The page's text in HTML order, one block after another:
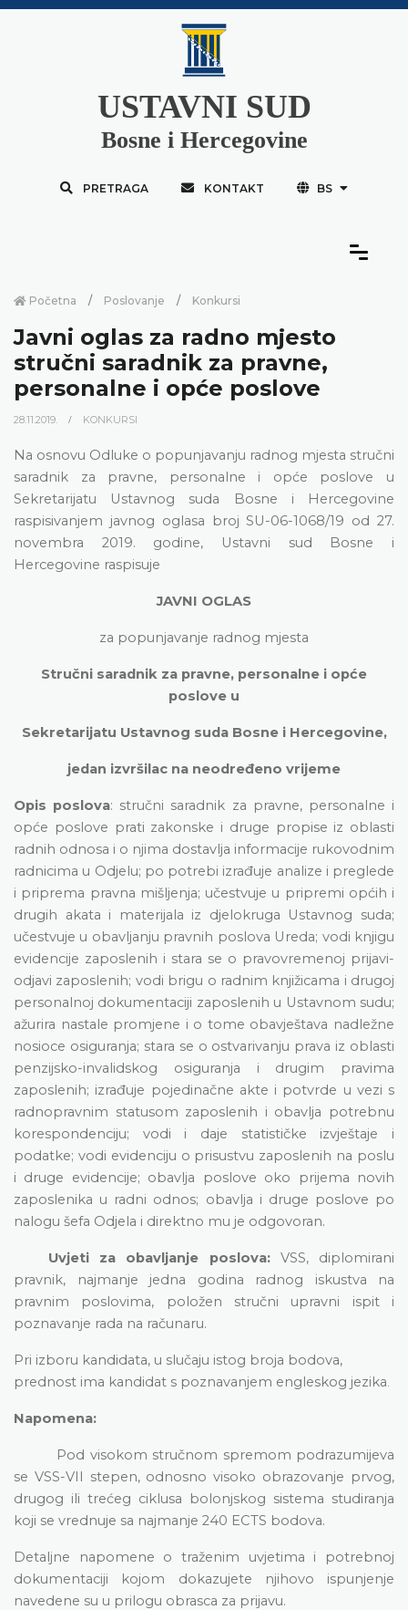
USTAVNI SUD
Bosne i Hercegovine
PRETRAGA KONTAKT BS
Početna Poslovanje Konkursi
Javni oglas za radno mjesto
stručni saradnik za pravne,
personalne i opće poslove
28.11.2019. KONKURSI
Na osnovu Odluke o popunjavanju radnog mjesta stručni
saradnik za pravne, personalne i opće poslove u
Sekretarijatu Ustavnog suda Bosne i Hercegovine
raspisivanjem javnog oglasa broj SU-06-1068/19 od 27.
novembra 2019. godine, Ustavni sud Bosne i
Hercegovine raspisuje
JAVNI OGLAS
za popunjavanje radnog mjesta
Stručni saradnik za pravne, personalne i opće
poslove u
Sekretarijatu Ustavnog suda Bosne i Hercegovine,
jedan izvršilac na neodređeno vrijeme
Opis poslova: stručni saradnik za pravne, personalne i
opće poslove prati zakonske i druge propise iz oblasti
radnih odnosa i o njima dostavlja informacije rukovodnim
radnicima u Odjelu; po potrebi izrađuje analize i preglede
i priprema pravna mišljenja; učestvuje u pripremi općih i
drugih akata i materijala iz djelokruga Ustavnog suda;
učestvuje u obavljanju pravnih poslova Ureda; vodi knjigu
evidencije zaposlenih i stara se o pravovremenoj prijavi-
odjavi zaposlenih; vodi brigu o radnim knjižicama i drugoj
personalnoj dokumentaciji zaposlenih u Ustavnom sudu;
ažurira nastale promjene i o tome obavještava nadležne
nosioce osiguranja; stara se o ostvarivanju prava iz oblasti
penzijsko-invalidskog osiguranja i drugim pravima
zaposlenih; izrađuje pojedinačne akte i potvrde u vezi s
radnopravnim statusom zaposlenih i obavlja potrebnu
korespondenciju; vodi i daje statističke izvještaje i
podatke; vodi evidenciju o prisustvu zaposlenih na poslu
i druge evidencije; obavlja poslove oko prijema novih
zaposlenika u radni odnos; obavlja i druge poslove po
nalogu šefa Odjela i direktno mu je odgovoran.
Uvjeti za obavljanje poslova: VSS, diplomirani
pravnik, najmanje jedna godina radnog iskustva na
pravnim poslovima, položen stručni upravni ispit i
poznavanje rada na računaru.
Pri izboru kandidata, u slučaju istog broja bodova,
prednost ima kandidat s poznavanjem engleskog jezika
Napomena:
Pod visokom stručnom spremom podrazumijeva
se VSS-VII stepen, odnosno visoko obrazovanje prvog,
drugog ili trećeg ciklusa bolonjskog sistema studiranja
koji se vrednuje sa najmanje 240 ECTS bodova.
Detaljne napomene o traženim uvjetima i potrebnoj
dokumentaciji kojom dokazujete njihovo ispunjenje
navedene su u prilogu obrasca za prijavu.